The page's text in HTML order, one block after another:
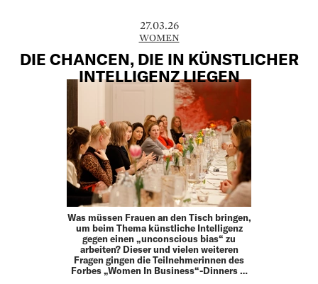
27.03.26
WOMEN
DIE CHANCEN, DIE IN KÜNSTLICHER
INTELLIGENZ LIEGEN
Was müssen Frauen an den Tisch bringen,
um beim Thema künstliche Intelligenz
gegen einen „unconscious bias“ zu
arbeiten? Dieser und vielen weiteren
Fragen gingen die Teilnehmerinnen des
Forbes „Women In Business“-Dinners …